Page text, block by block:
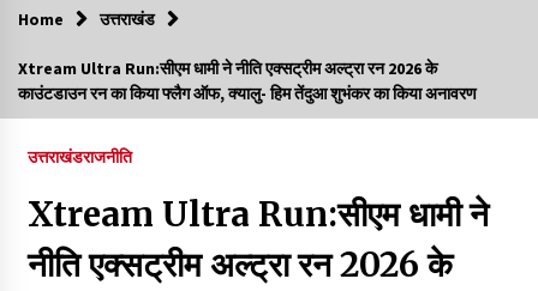
Trending Now
Minorities Rights Day : विश्व अल्पसंख्यक अधिकार दिवस
कार्यक्रम में शामिल हुए सीएम,आधुनिक मदरसों का नाम अब्दुल कलाम के नाम
Thought Of The Day 7 September
September 7, 2023
Home उत्तराखंड
Xtream Ultra Run:सीएम धामी ने नीति एक्सट्रीम अल्ट्रा रन 2026 के
काउंटडाउन रन का किया फ्लैग ऑफ, क्यालु- हिम तेंदुआ शुभंकर का किया अनावरण
उत्तराखंडराजनीति
Xtream Ultra Run:सीएम धामी ने
नीति एक्सट्रीम अल्ट्रा रन 2026 के